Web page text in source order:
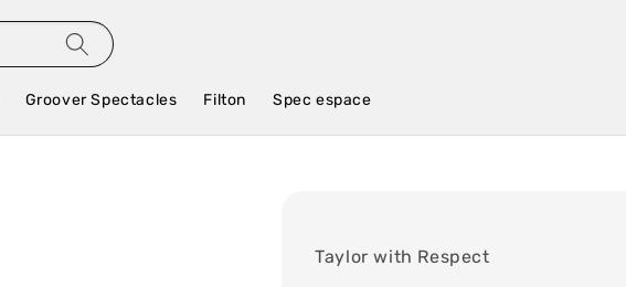
Groover Spectacles Filton Spec espace
Taylor with Respect